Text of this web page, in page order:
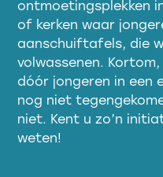
ontmoetingsplekken
of kerken waar
aanschuiftafels, die
volwassenen.
dóór jongeren in een
nog niet
niet. Kent u zo’n
weten!